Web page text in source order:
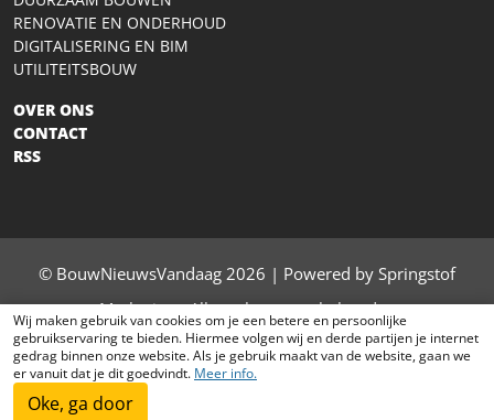
Wij maken gebruik van cookies om je een betere en persoonlijke
gebruikservaring te bieden. Hiermee volgen wij en derde partijen je internet
gedrag binnen onze website. Als je gebruik maakt van de website, gaan we
er vanuit dat je dit goedvindt. Meer info.
Oke, ga door
RENOVATIE EN ONDERHOUD
DIGITALISERING EN BIM
UTILITEITSBOUW
OVER ONS
CONTACT
RSS
© BouwNieuwsVandaag 2026 | Powered by Springstof
Marketing - Alle rechten voorbehouden
contact|privacy|sitemap
Het laatste bouw nieuws van vandaag